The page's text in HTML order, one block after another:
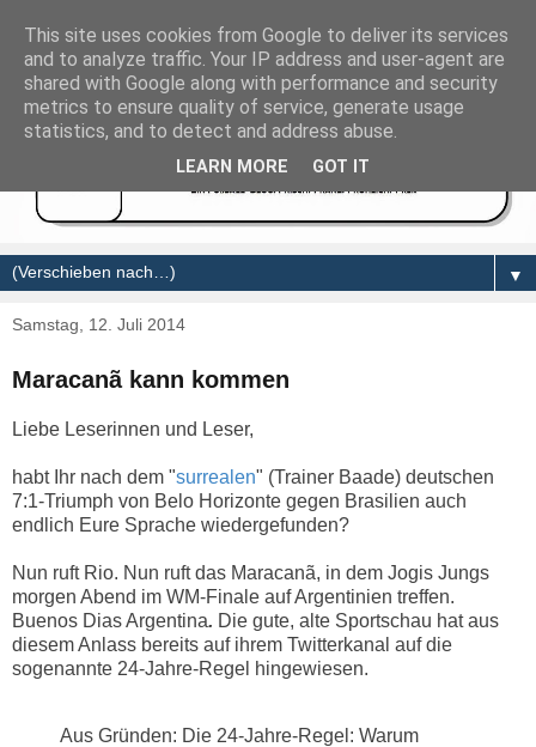
▼
Samstag, 12. Juli 2014
Maracanã kann kommen
Liebe Leserinnen und Leser,
habt Ihr nach dem "surrealen" (Trainer Baade) deutschen
7:1-Triumph von Belo Horizonte gegen Brasilien auch
endlich Eure Sprache wiedergefunden?
Nun ruft Rio. Nun ruft das Maracanã, in dem Jogis Jungs
morgen Abend im WM-Finale auf Argentinien treffen.
Buenos Dias Argentina. Die gute, alte Sportschau hat aus
diesem Anlass bereits auf ihrem Twitterkanal auf die
sogenannte 24-Jahre-Regel hingewiesen.
Aus Gründen: Die 24-Jahre-Regel: Warum
This site uses cookies from Google to deliver its services
and to analyze traffic. Your IP address and user-agent are
shared with Google along with performance and security
metrics to ensure quality of service, generate usage
statistics, and to detect and address abuse.
LEARN MORE GOT IT